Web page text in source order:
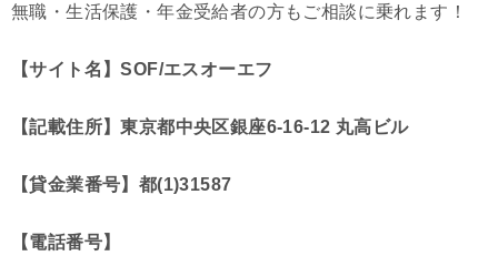
無職・生活保護・年金受給者の方もご相談に乗れます！
【サイト名】SOF/エスオーエフ
【記載住所】東京都中央区銀座6-16-12 丸高ビル
【貸金業番号】都(1)31587
【電話番号】